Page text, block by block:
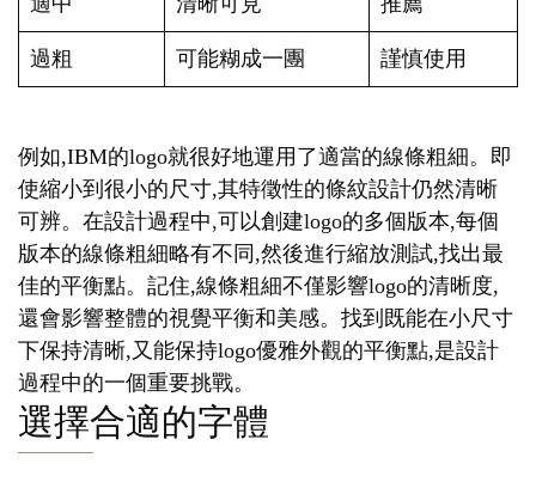
過粗 可能糊成一團 謹慎使用
例如,IBM的logo就很好地運用了適當的線條粗細。即
使縮小到很小的尺寸,其特徵性的條紋設計仍然清晰
可辨。在設計過程中,可以創建logo的多個版本,每個
版本的線條粗細略有不同,然後進行縮放測試,找出最
佳的平衡點。記住,線條粗細不僅影響logo的清晰度,
還會影響整體的視覺平衡和美感。找到既能在小尺寸
下保持清晰,又能保持logo優雅外觀的平衡點,是設計
過程中的一個重要挑戰。
選擇合適的字體